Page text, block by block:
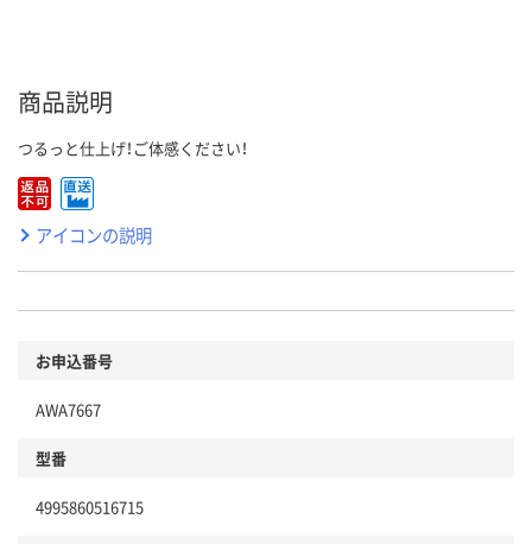
商品説明
つるっと仕上げ！ご体感ください！
アイコンの説明
お申込番号
AWA7667
型番
4995860516715